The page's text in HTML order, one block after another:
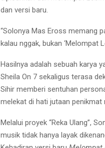
dan versi baru.
“Solonya Mas Eross memang
kalau nggak, bukan ‘Melompat
Hasilnya adalah sebuah karya
Sheila On 7 sekaligus terasa
Sihir memberi sentuhan
melekat di hati jutaan penikmat
Melalui proyek “Reka Ulang”,
musik tidak hanya layak